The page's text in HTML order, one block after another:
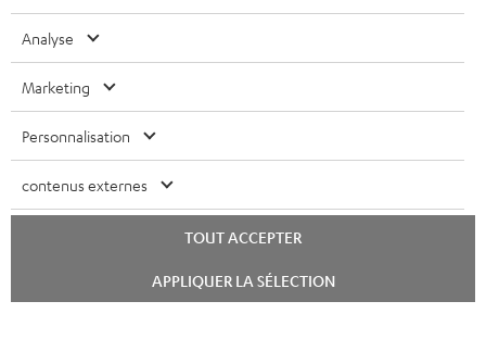
ÉCOUTEURS INTRA-AURICULAIRES
FANSHOP
NOUVEAUTÉS
MANAGEMENT
DEVELOPPEMENT DURABLE
VALEURS
ACCESSIBILITÉ
ESPAGNE
USA
Sous réserve de modifications techniques, de fautes de frappe et d’autres
livraison. D’éventuels frais d’élimination des batteries sont inclus dans le prix.
©2026 Lautsprecher Teufel GmbH - Tous droits réservés.
Politique de confidentialité
chat
Analyse
Marketing
Personnalisation
contenus externes
TOUT ACCEPTER
APPLIQUER LA SÉLECTION